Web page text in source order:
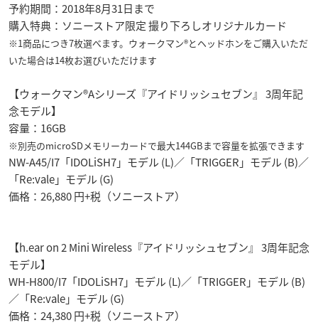
予約期間：2018年8月31日まで
購入特典：ソニーストア限定 撮り下ろしオリジナルカード
※1商品につき7枚選べます。ウォークマン®とヘッドホンをご購入いただ
いた場合は14枚お選びいただけます
【ウォークマン®Aシリーズ『アイドリッシュセブン』 3周年記
念モデル】
容量：16GB
※別売のmicroSDメモリーカードで最大144GBまで容量を拡張できます
NW-A45/I7「IDOLiSH7」モデル (L)／「TRIGGER」モデル (B)／
「Re:vale」モデル (G)
価格：26,880 円+税（ソニーストア）
【h.ear on 2 Mini Wireless『アイドリッシュセブン』 3周年記念
モデル】
WH-H800/I7「IDOLiSH7」モデル (L)／「TRIGGER」モデル (B)
／「Re:vale」モデル (G)
価格：24,380 円+税（ソニーストア）